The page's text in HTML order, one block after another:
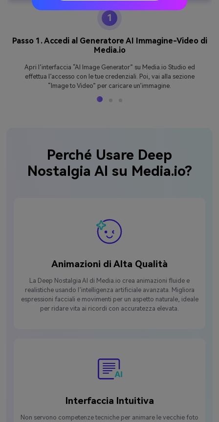
1
Passo 1. Accedi al Generatore AI Immagine-Video di
Media.io
Apri l’interfaccia “AI Image Generator” su Media.io Studio ed
effettua l’accesso con le tue credenziali. Poi, vai alla sezione
“Image to Video” per caricare un’immagine.
Perché Usare Deep
Nostalgia AI su Media.io?
Animazioni di Alta Qualità
La Deep Nostalgia AI di Media.io crea animazioni fluide e
realistiche usando l’intelligenza artificiale avanzata. Migliora
espressioni facciali e movimenti per un aspetto naturale, ideale
per ridare vita ai ricordi con accuratezza elevata.
Interfaccia Intuitiva
Non servono competenze tecniche per animare le vecchie foto